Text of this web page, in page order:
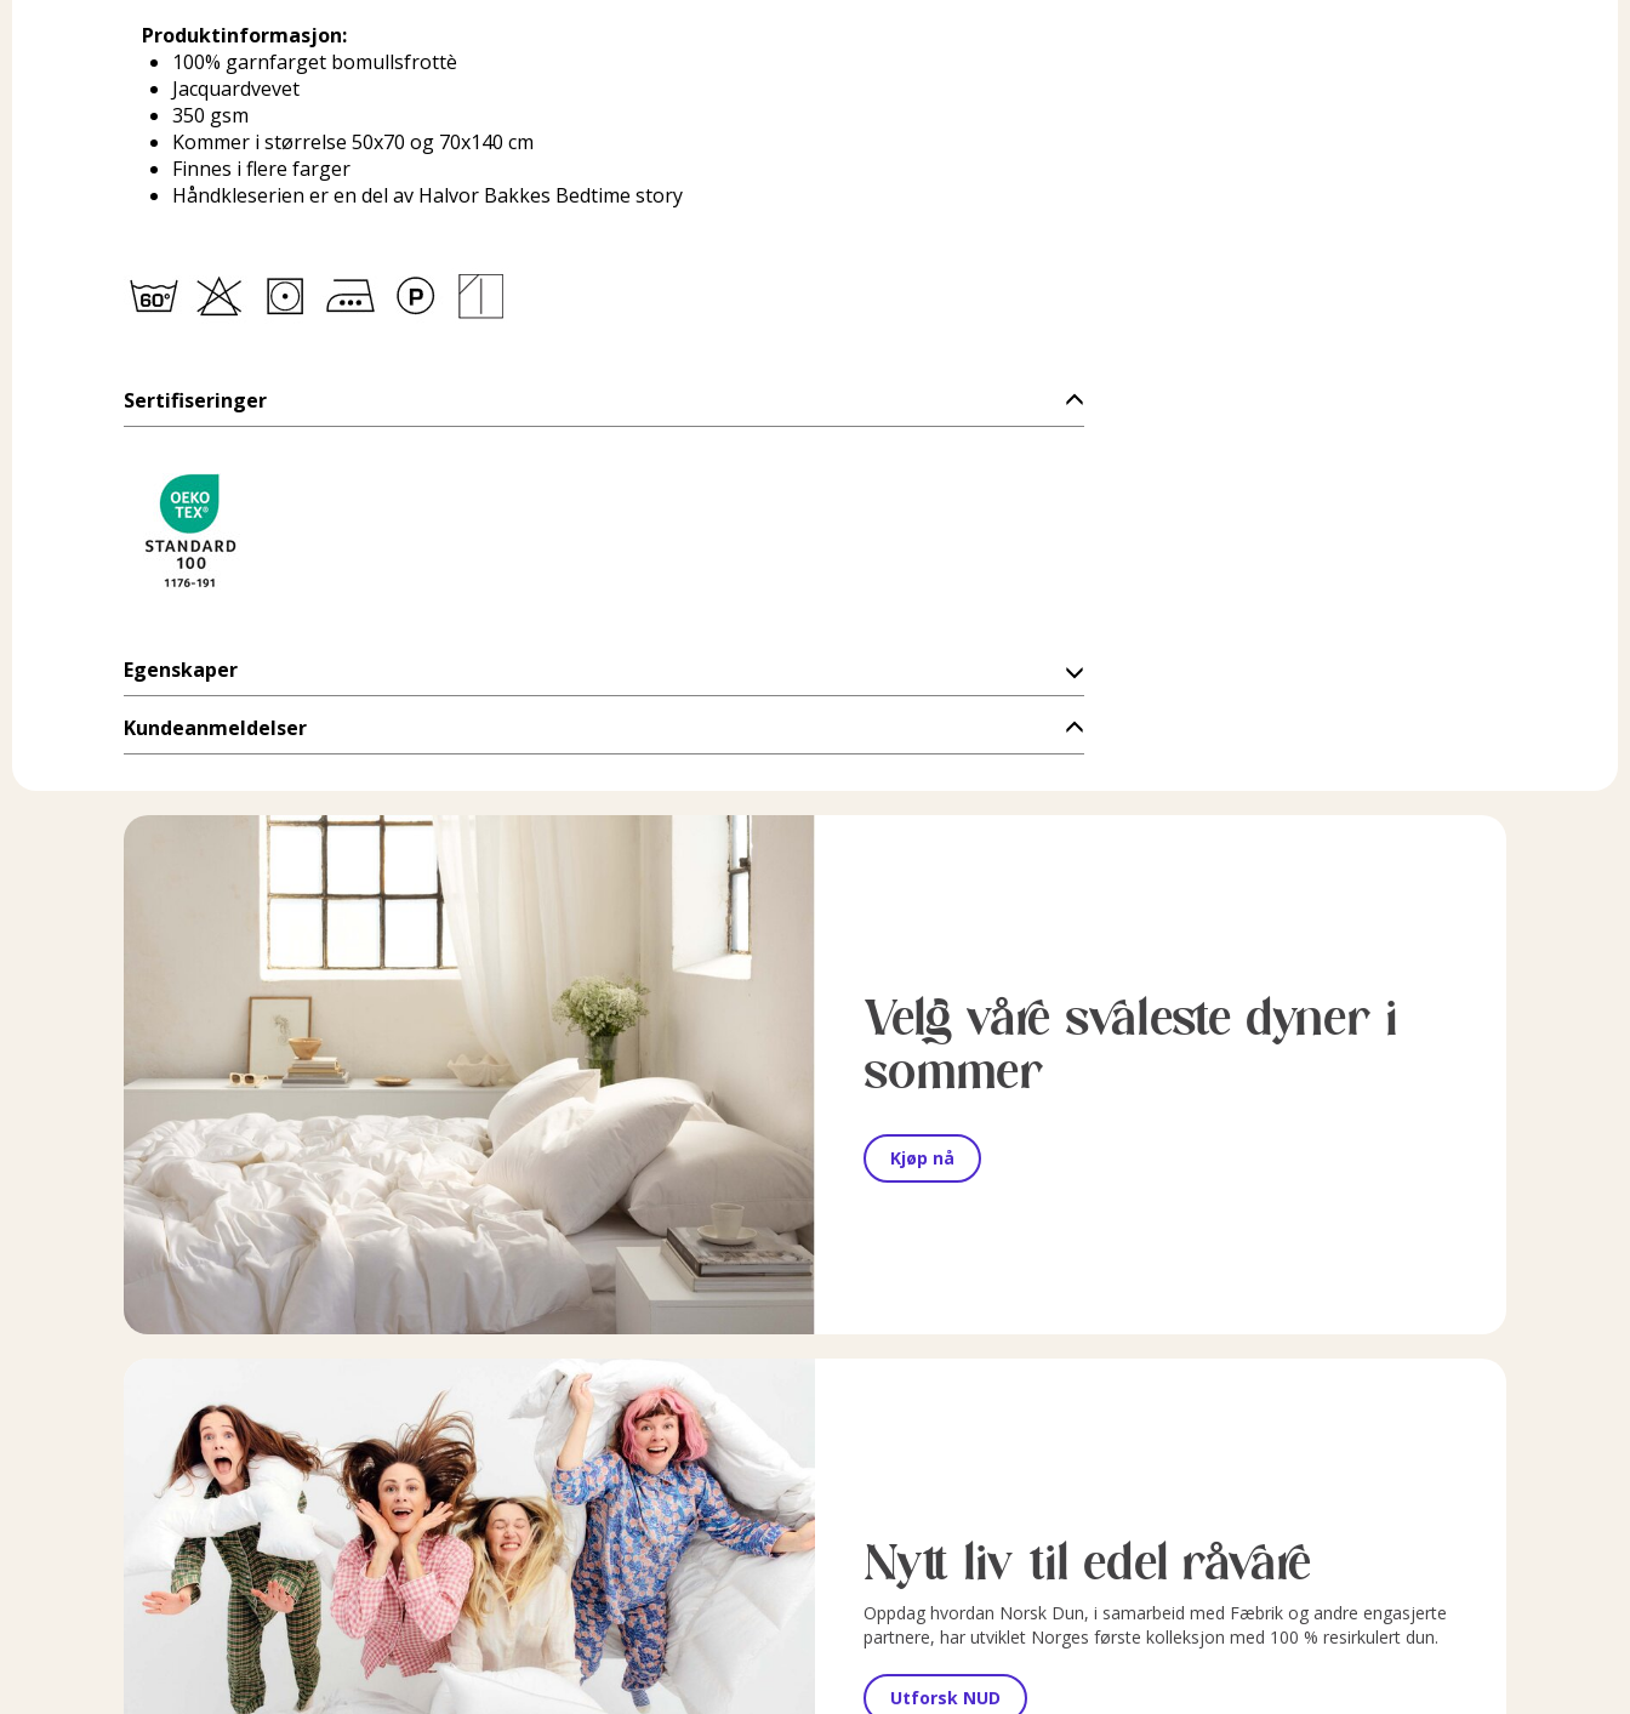
Produktinformasjon:
100% garnfarget bomullsfrottè
Jacquardvevet
350 gsm
Kommer i størrelse 50x70 og 70x140 cm
Finnes i flere farger
Håndkleserien er en del av Halvor Bakkes Bedtime story
Sertifiseringer
Egenskaper
Kundeanmeldelser
Velg våre svaleste dyner i
sommer
Kjøp nå
Nytt liv til edel råvare
Oppdag hvordan Norsk Dun, i samarbeid med Fæbrik og andre engasjerte
partnere, har utviklet Norges første kolleksjon med 100 % resirkulert dun.
Utforsk NUD